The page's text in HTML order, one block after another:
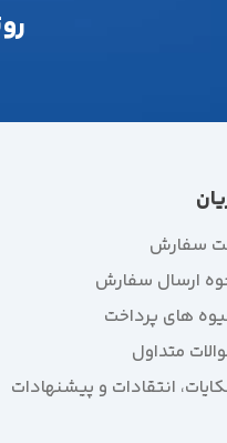
سفارش
ارسال سفارش
های پرداخت
متداول
انتقادات و پیشنهادات